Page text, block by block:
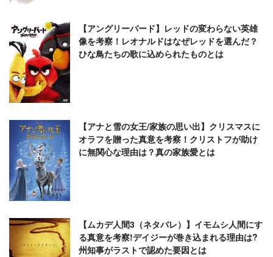
【アングリーバード】レッドの変わらない英雄
像を考察！レオナルドはなぜレッドを選んだ？
ひな鳥たちの歌に込められたものとは
【アナと雪の女王/家族の思い出】クリスマスに
オラフを贈った真意を考察！クリストフが助け
に無関心な理由は？真の家族愛とは
【ムカデ人間3（ネタバレ）】イモムシ人間にす
る真意を考察!デイジーが巻き込まれる理由は?
州知事がラストで認めた要因とは